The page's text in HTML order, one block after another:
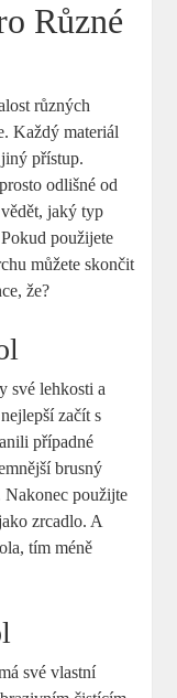
Různé
různých
Každý materiál
přístup.
odlišné od
jaký typ
použijete
můžete skončit
že?
své lehkosti a
začít s
případné
brusný
Nakonec použijte
zrcadlo. A
tím méně
své vlastní